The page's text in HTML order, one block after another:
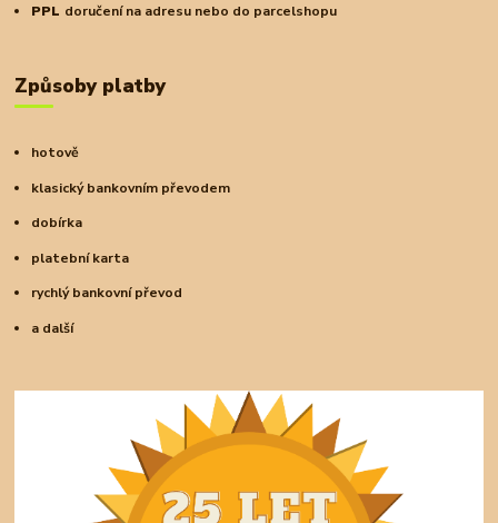
PPL doručení na adresu nebo do parcelshopu
Způsoby platby
hotově
klasický bankovním převodem
dobírka
platební karta
rychlý bankovní převod
a další